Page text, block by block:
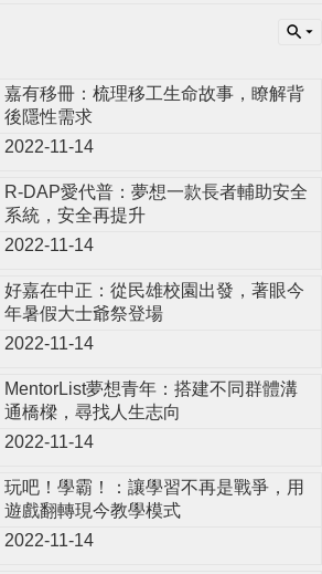
嘉有移冊：梳理移工生命故事，瞭解背
後隱性需求
2022-11-14
R-DAP愛代普：夢想一款長者輔助安全
系統，安全再提升
2022-11-14
好嘉在中正：從民雄校園出發，著眼今
年暑假大士爺祭登場
2022-11-14
MentorList夢想青年：搭建不同群體溝
通橋樑，尋找人生志向
2022-11-14
玩吧！學霸！：讓學習不再是戰爭，用
遊戲翻轉現今教學模式
2022-11-14